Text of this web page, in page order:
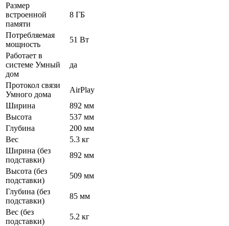
Размер
встроенной
памяти
8 ГБ
Потребляемая
мощность
51 Вт
Работает в
системе Умный
дом
да
Протокол связи
Умного дома
AirPlay
Ширина
892 мм
Высота
537 мм
Глубина
200 мм
Вес
5.3 кг
Ширина (без
подставки)
892 мм
Высота (без
подставки)
509 мм
Глубина (без
подставки)
85 мм
Вес (без
подставки)
5.2 кг